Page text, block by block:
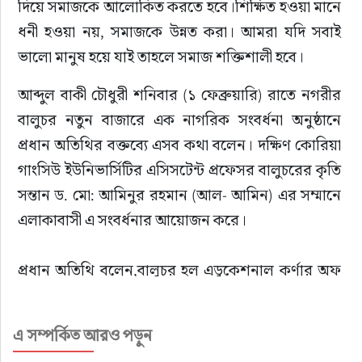
দিয়ে সমাজকে আলোকিত করতে হবে।শিক্ষিত হওয়া মানে
ধনী হওয়া নয়, সমাজকে উন্নত করা। আমরা যদি সবাই
ভালো মানুষ হয়ে যাই তাহলে সমাজ শক্তিশালী হবে।
আব্দুল বাকী চৌধুরী শনিবার (১ ফেব্রুয়ারি) রাতে নগরীর
বালুচর নতুন বাজারে এক নাগরিক সংবর্ধনা অনুষ্ঠানে
প্রধান অতিথির বক্তব্যে এসব কথা বলেন। দক্ষিণ কোরিয়া
গাংসিউ ইউনিভার্সিটির এসিসটেন্ট প্রফেসর বালুচরের কৃতি
সন্তান ড. মো: আমিনুর রহমান (আল- আমিন) এর সম্মানে
এলাকাবাসী এ সংবর্ধনার আয়োজন করে।
প্রধান অতিথি বলেন,বালুচর হল এডুকেশনাল কর্ণার অফ
ধরনের প্রতিষ্ঠান রয়েছে। আজকের সংবর্ধনাটি
এতদঞ্চলের জন্য খুব প্রয়োজন ছিল। এধরনের অনুষ্ঠান
এ সম্পর্কিত আরও পড়ুন